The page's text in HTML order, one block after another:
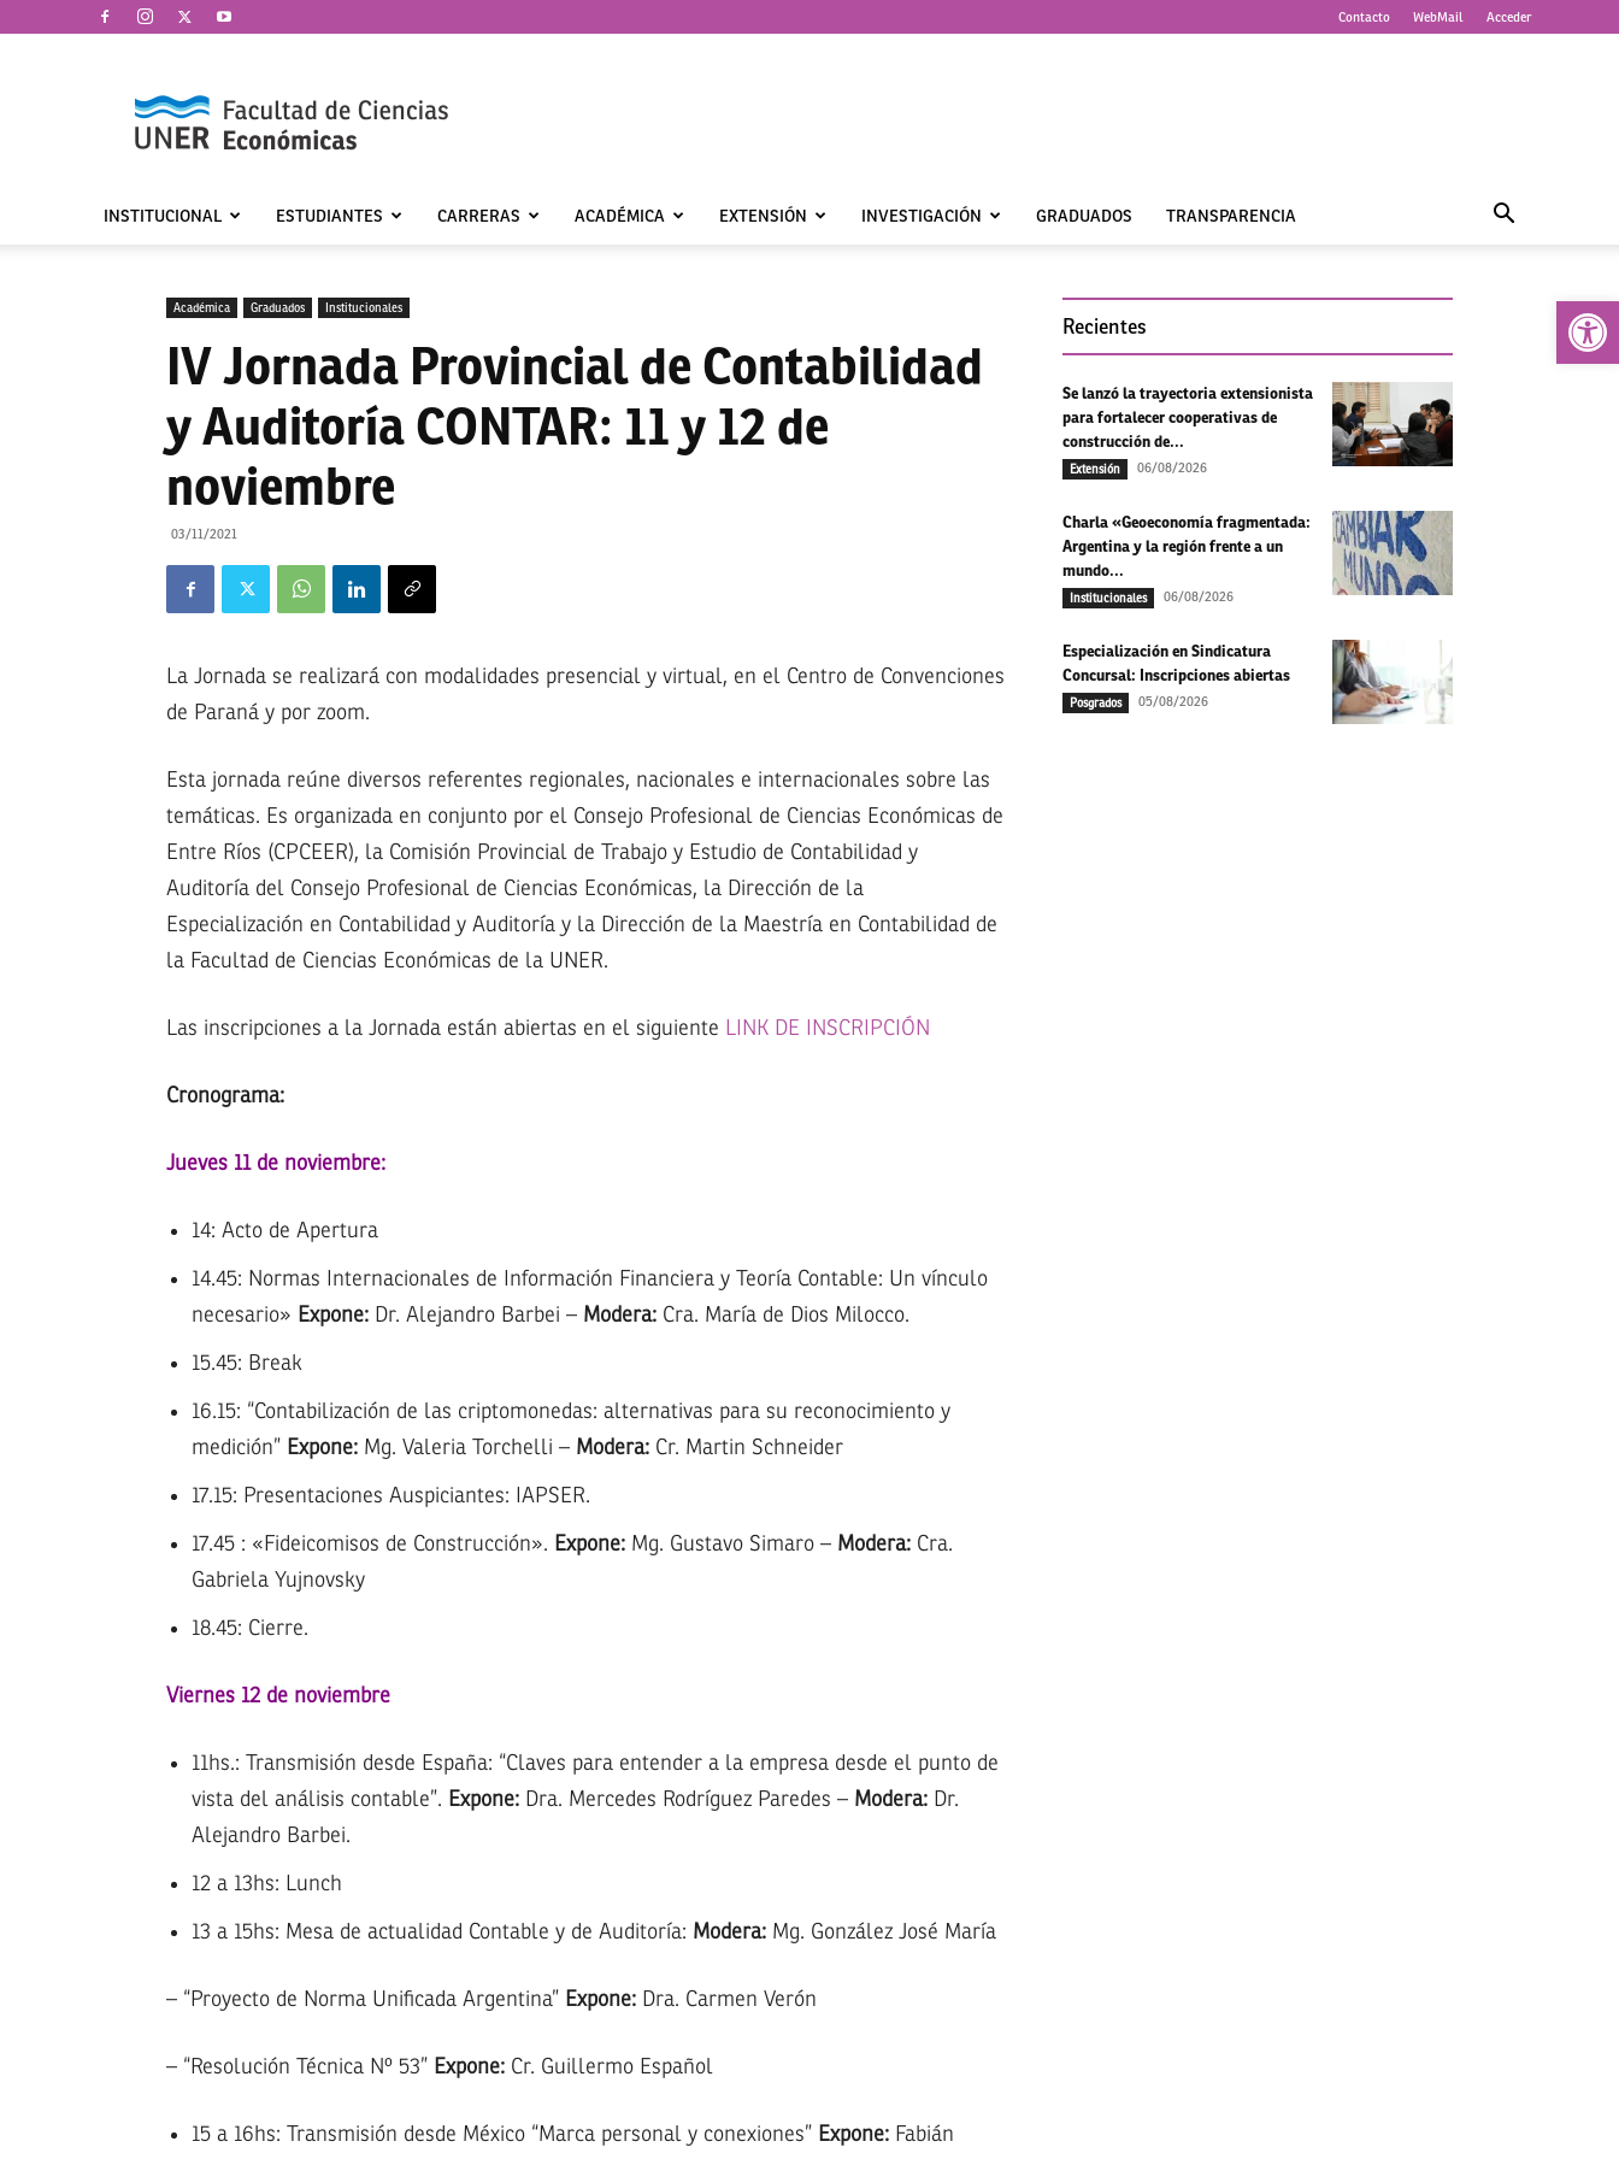
Abrir
Contacto WebMail Acceder
de
Ciencias
Económicas
INSTITUCIONAL ESTUDIANTES CARRERAS ACADÉMICA EXTENSIÓN INVESTIGACIÓN GRADUADOS TRANSPARENCIA
Académica Graduados Institucionales
IV Jornada Provincial de Contabilidad
y Auditoría CONTAR: 11 y 12 de
noviembre
03/11/2021
La Jornada se realizará con modalidades presencial y virtual, en el Centro de Convenciones
de Paraná y por zoom.
Esta jornada reúne diversos referentes regionales, nacionales e internacionales sobre las
temáticas. Es organizada en conjunto por el Consejo Profesional de Ciencias Económicas de
Entre Ríos (CPCEER), la Comisión Provincial de Trabajo y Estudio de Contabilidad y
Auditoría del Consejo Profesional de Ciencias Económicas, la Dirección de la
Especialización en Contabilidad y Auditoría y la Dirección de la Maestría en Contabilidad de
la Facultad de Ciencias Económicas de la UNER.
Las inscripciones a la Jornada están abiertas en el siguiente LINK DE INSCRIPCIÓN
Cronograma:
Jueves 11 de noviembre:
14: Acto de Apertura
14.45: Normas Internacionales de Información Financiera y Teoría Contable: Un vínculo
necesario» Expone: Dr. Alejandro Barbei – Modera: Cra. María de Dios Milocco.
15.45: Break
16.15: “Contabilización de las criptomonedas: alternativas para su reconocimiento y
medición” Expone: Mg. Valeria Torchelli – Modera: Cr. Martin Schneider
17.15: Presentaciones Auspiciantes: IAPSER.
17.45 : «Fideicomisos de Construcción». Expone: Mg. Gustavo Simaro – Modera: Cra.
Gabriela Yujnovsky
18.45: Cierre.
Viernes 12 de noviembre
11hs.: Transmisión desde España: “Claves para entender a la empresa desde el punto de
vista del análisis contable”. Expone: Dra. Mercedes Rodríguez Paredes – Modera: Dr.
Alejandro Barbei.
12 a 13hs: Lunch
13 a 15hs: Mesa de actualidad Contable y de Auditoría: Modera: Mg. González José María
– “Proyecto de Norma Unificada Argentina” Expone: Dra. Carmen Verón
– “Resolución Técnica Nº 53” Expone: Cr. Guillermo Español
15 a 16hs: Transmisión desde México “Marca personal y conexiones” Expone: Fabián
Recientes
Se lanzó la trayectoria extensionista
para fortalecer cooperativas de
construcción de...
Extensión 06/08/2026
Charla «Geoeconomía fragmentada:
Argentina y la región frente a un
mundo...
Institucionales 06/08/2026
Especialización en Sindicatura
Concursal: Inscripciones abiertas
Posgrados 05/08/2026